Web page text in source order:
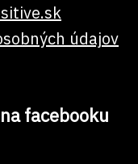
údajov
facebooku